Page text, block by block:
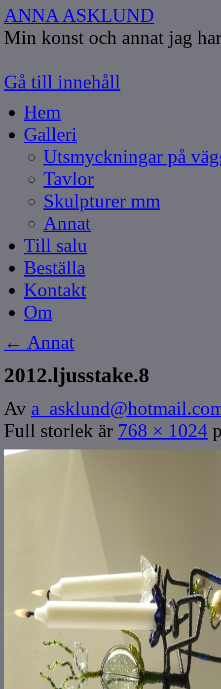
ANNA ASKLUND
Min konst och annat jag
Gå till innehåll
Hem
Galleri
Utsmyckningar på
Tavlor
Skulpturer mm
Annat
Till salu
Beställa
Kontakt
Om
← Annat
2012.ljusstake.8
Av
Full storlek är 768 × 1024